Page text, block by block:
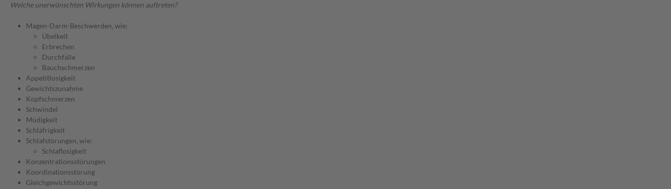
Welche unerwünschten Wirkungen können auftreten?
Magen-Darm-Beschwerden, wie:
Übelkeit
Erbrechen
Durchfälle
Bauchschmerzen
Appetitlosigkeit
Gewichtszunahme
Kopfschmerzen
Schwindel
Müdigkeit
Schläfrigkeit
Schlafstörungen, wie:
Schlaflosigkeit
Konzentrationsstörungen
Koordinationsstörung
Gleichgewichtsstörung